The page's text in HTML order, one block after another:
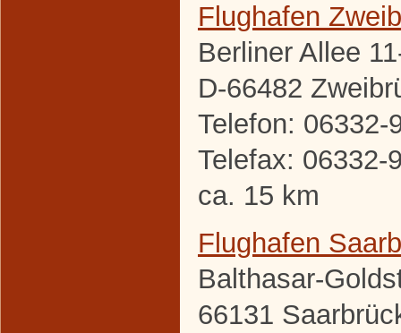
Flughafen
Berliner Allee
D-66482
Telefon: 06332-
Telefax: 06332-
ca. 15 km
Flughafen
Balthasar-
66131